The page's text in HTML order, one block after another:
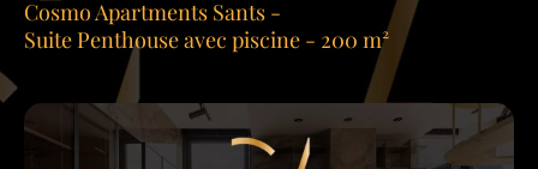
Cosmo Apartments Sants -
Suite Penthouse avec piscine - 200 m²